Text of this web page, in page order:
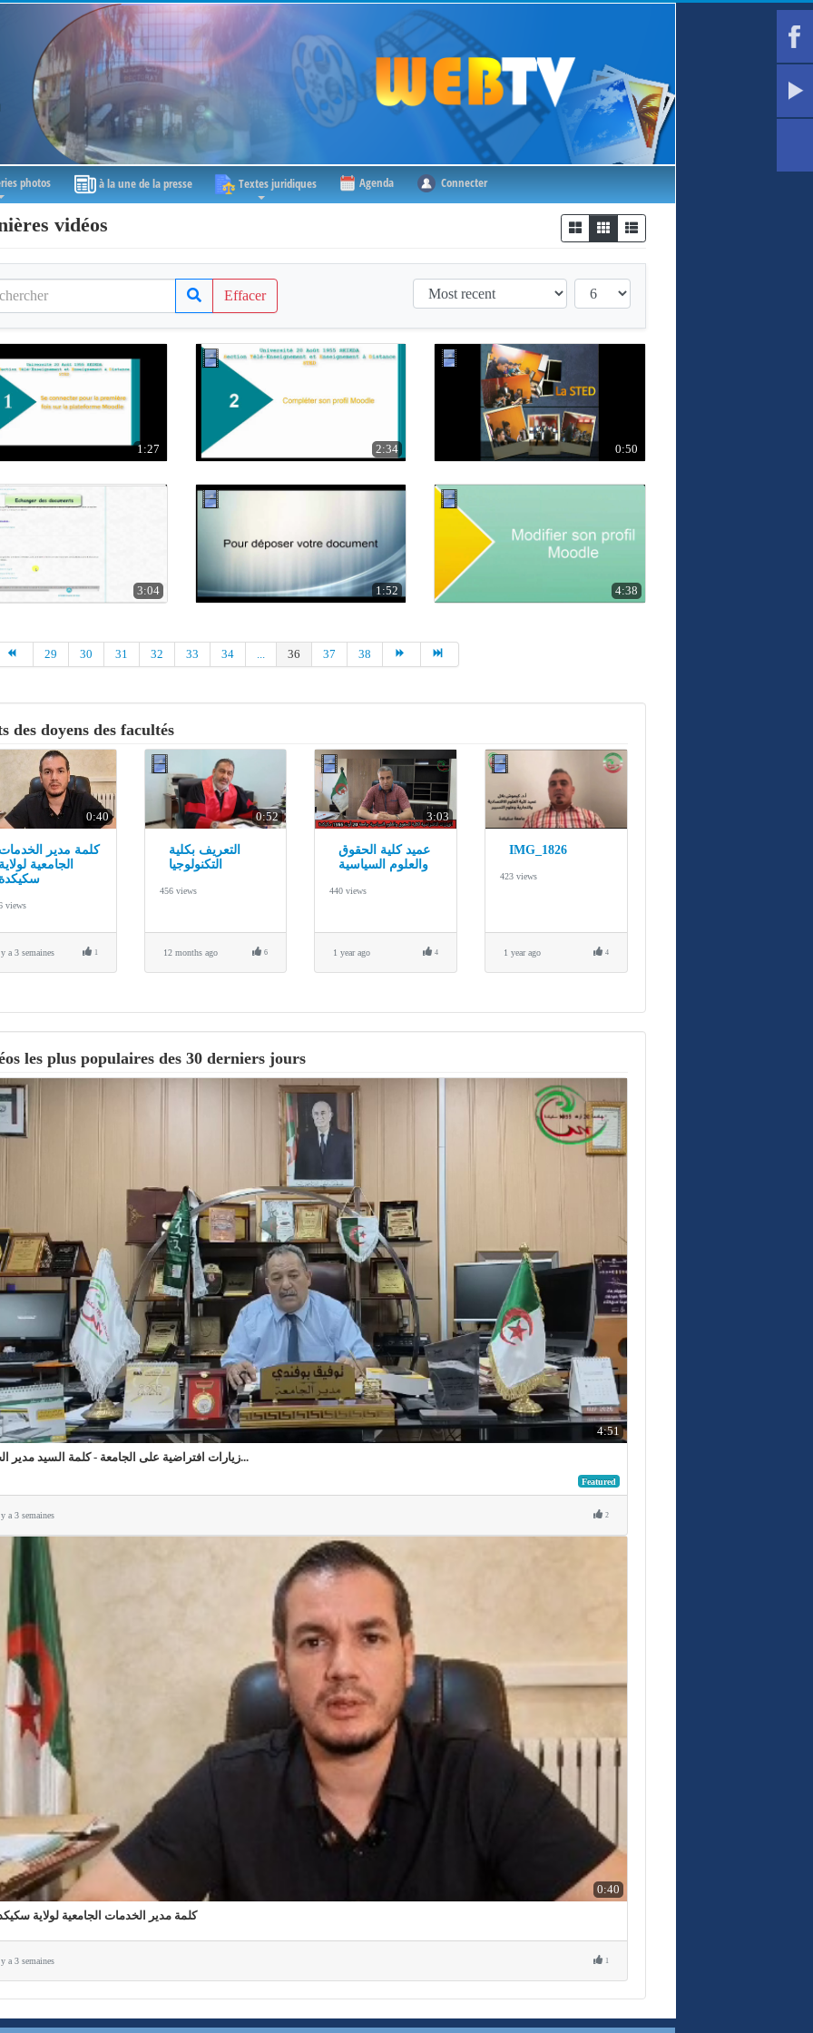
photos à la une de la presse Textes juridiques Agenda Connecter
vidéos
Effacer
1:27 2:34 0:50
3:04 1:52 4:38
29 30 31 32 33 34 36 37 38
des doyens des facultés
0:40
كلمة مدير
الجامعية
views
a 3 semaines 1
0:52
التعريف بكلية
التكنولوجيا
456 views
12 months ago 6
3:03
عميد كلية الحقوق
والعلوم السياسية
440 views
1 year ago 4
IMG_1826
423 views
1 year ago 4
les plus populaires des 30 derniers jours
4:51
زيارات افتراضية على الجامعة - كلمة السيد مدير الجا...
Featured
a 3 semaines 2
0:40
كلمة مدير الخدمات الجامعية لولاية
a 3 semaines 1